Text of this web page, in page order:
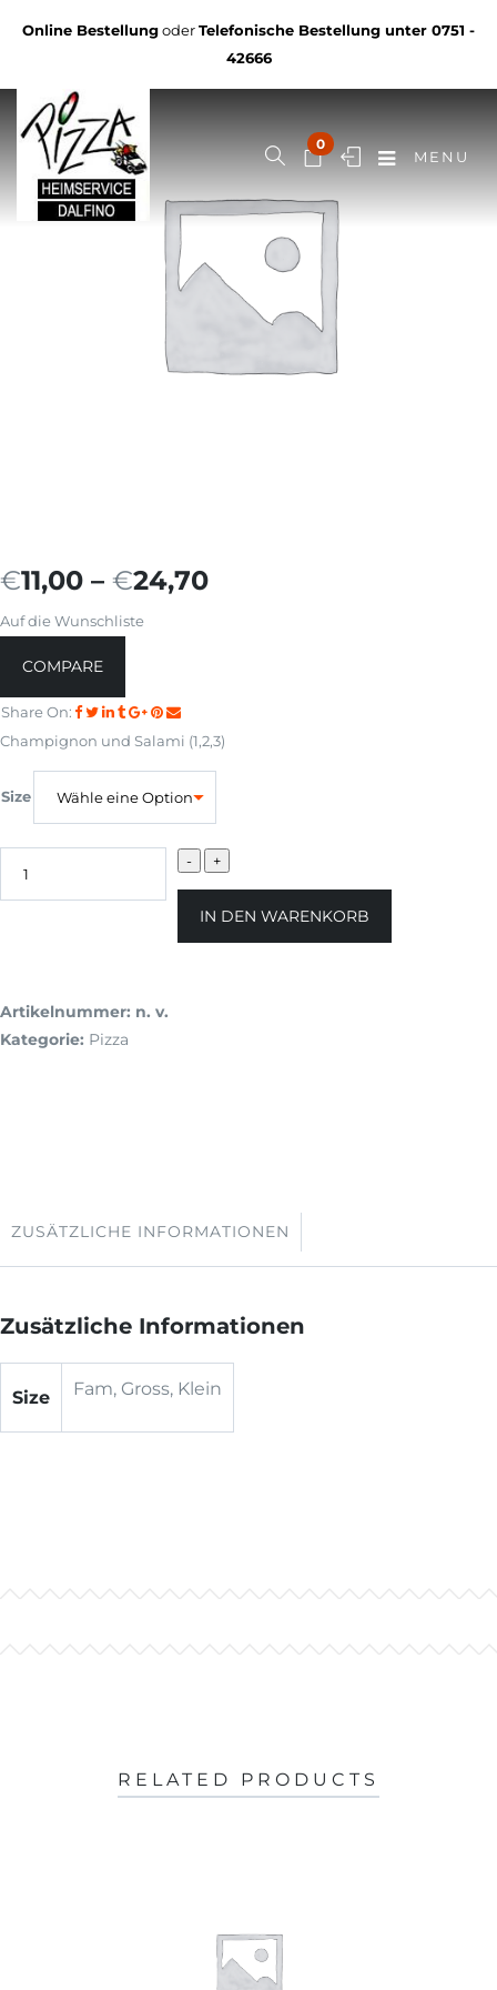
Online BestellungoderTelefonische Bestellung unter 0751 -
42666
0
MENU
€11,00 – €24,70
Auf die Wunschliste
COMPARE
Share On:
Champignon und Salami (1,2,3)
Size
IN DEN WARENKORB
Artikelnummer: n. v.
Kategorie: Pizza
ZUSÄTZLICHE INFORMATIONEN
Zusätzliche Informationen
Size Fam, Gross, Klein
RELATED PRODUCTS